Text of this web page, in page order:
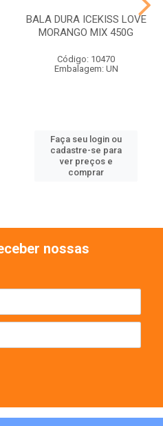
BALA DURA ICEKISS LOVE
MORANGO MIX 450G
Código: 10470
Embalagem: UN
Faça seu login ou
cadastre-se para
ver preços e
comprar
nossas